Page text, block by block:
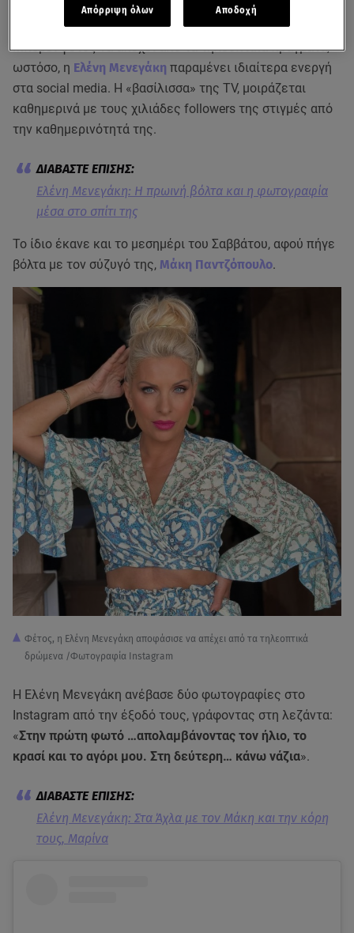
Μπορεί φέτος να απέχει από τα τηλεοπτικά πράγματα,
ωστόσο, η Ελένη Μενεγάκη παραμένει ιδιαίτερα ενεργή
στα social media. Η «βασίλισσα» της TV, μοιράζεται
καθημερινά με τους χιλιάδες followers της στιγμές από
την καθημερινότητά της.
Ελένη Μενεγάκη: Η πρωινή βόλτα και η φωτογραφία
μέσα στο σπίτι της
Το ίδιο έκανε και το μεσημέρι του Σαββάτου, αφού πήγε
βόλτα με τον σύζυγό της, Μάκη Παντζόπουλο.
Φέτος, η Ελένη Μενεγάκη αποφάσισε να απέχει από τα τηλεοπτικά
δρώμενα /Φωτογραφία Instagram
Η Ελένη Μενεγάκη ανέβασε δύο φωτογραφίες στο
Instagram από την έξοδό τους, γράφοντας στη λεζάντα:
«Στην πρώτη φωτό …απολαμβάνοντας τον ήλιο, το
κρασί και το αγόρι μου. Στη δεύτερη… κάνω νάζια».
Ελένη Μενεγάκη: Στα Άχλα με τον Μάκη και την κόρη
τους, Μαρίνα
Απόρριψη όλων Αποδοχή